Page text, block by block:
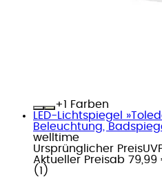
+
Farben
LED-Lichtspiegel
Beleuchtung,
welltime
Ursprünglicher Preis
Aktueller Preisab 79,99
( 1 )